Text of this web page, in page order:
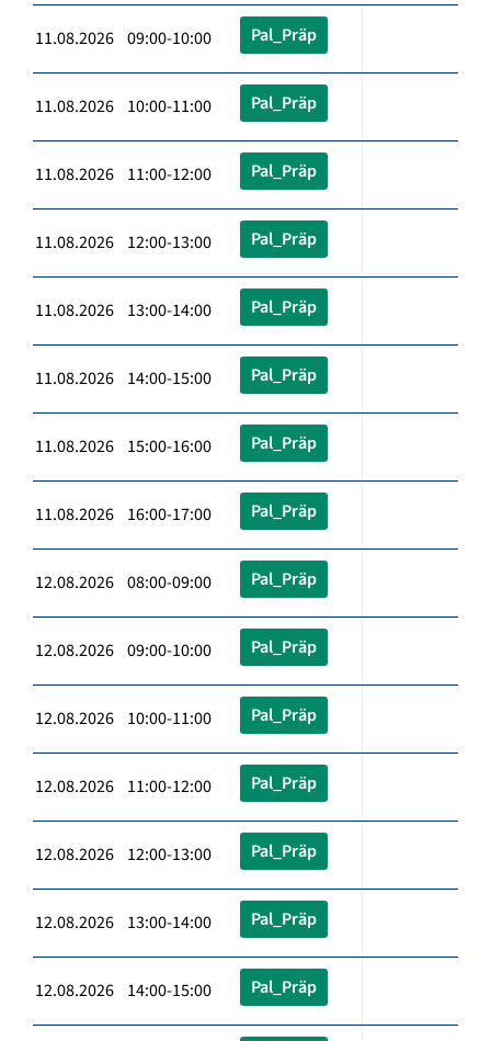
11.08.2026 09:00-10:00 Pal_Präp
11.08.2026 10:00-11:00 Pal_Präp
11.08.2026 11:00-12:00 Pal_Präp
11.08.2026 12:00-13:00 Pal_Präp
11.08.2026 13:00-14:00 Pal_Präp
11.08.2026 14:00-15:00 Pal_Präp
11.08.2026 15:00-16:00 Pal_Präp
11.08.2026 16:00-17:00 Pal_Präp
12.08.2026 08:00-09:00 Pal_Präp
12.08.2026 09:00-10:00 Pal_Präp
12.08.2026 10:00-11:00 Pal_Präp
12.08.2026 11:00-12:00 Pal_Präp
12.08.2026 12:00-13:00 Pal_Präp
12.08.2026 13:00-14:00 Pal_Präp
12.08.2026 14:00-15:00 Pal_Präp